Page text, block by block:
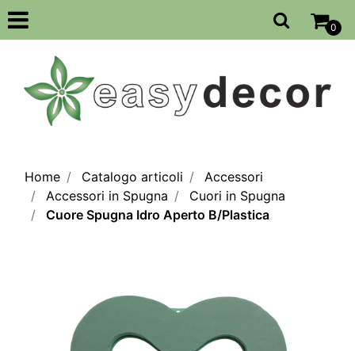
Open
0
Home Catalogo articoli
Accessori
Accessori in Spugna
Cuori in Spugna
Cuore Spugna Idro Aperto B/Plastica